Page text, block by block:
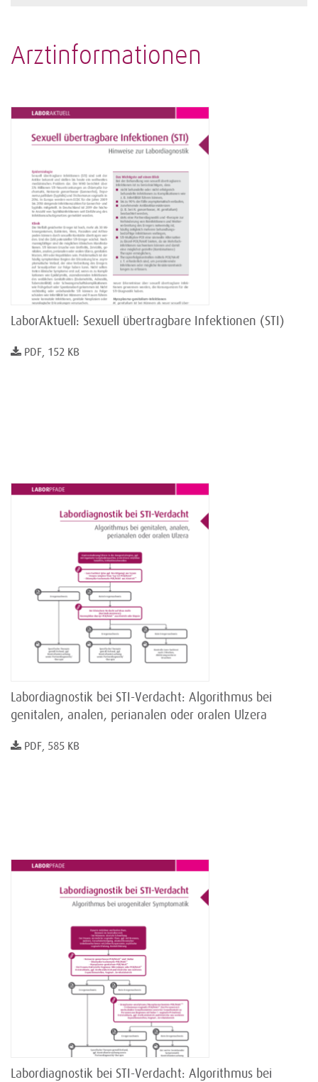
Arztinformationen
LaborAktuell: Sexuell übertragbare Infektionen (STI)
PDF, 152 KB
Labordiagnostik bei STI-Verdacht: Algorithmus bei
genitalen, analen, perianalen oder oralen Ulzera
PDF, 585 KB
Labordiagnostik bei STI-Verdacht: Algorithmus bei